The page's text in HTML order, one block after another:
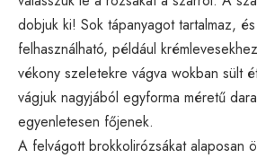
dobjuk ki! Sok tápanyagot tartalmaz,
felhasználható, például
vékony szeletekre vágva wokban sült
vágjuk nagyjából egyforma méretű
egyenletesen főjenek.
A felvágott brokkolirózsákat alaposan